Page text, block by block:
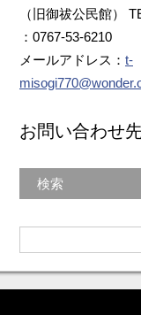
（旧御祓公民館）
：0767-53-6210
メールアドレス： t-
お問い合わせ
検索